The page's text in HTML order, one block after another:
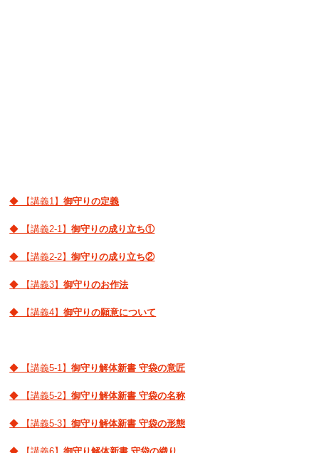
◆ 【講義1】御守りの定義
◆ 【講義2-1】御守りの成り立ち①
◆ 【講義2-2】御守りの成り立ち②
◆ 【講義3】御守りのお作法
◆ 【講義4】御守りの願意について
◆ 【講義5-1】御守り解体新書 守袋の意匠
◆ 【講義5-2】御守り解体新書 守袋の名称
◆ 【講義5-3】御守り解体新書 守袋の形態
◆ 【講義6】御守り解体新書 守袋の織り